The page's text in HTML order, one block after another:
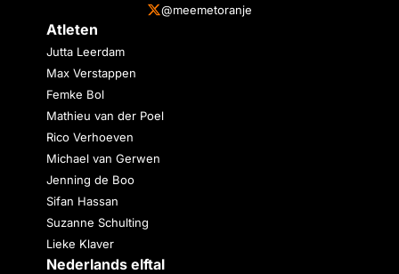
@meemetoranje
Atleten
Jutta Leerdam
Max Verstappen
Femke Bol
Mathieu van der Poel
Rico Verhoeven
Michael van Gerwen
Jenning de Boo
Sifan Hassan
Suzanne Schulting
Lieke Klaver
Nederlands elftal